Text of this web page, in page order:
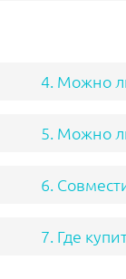
4. Можно
5. Можно
6.
7. Где